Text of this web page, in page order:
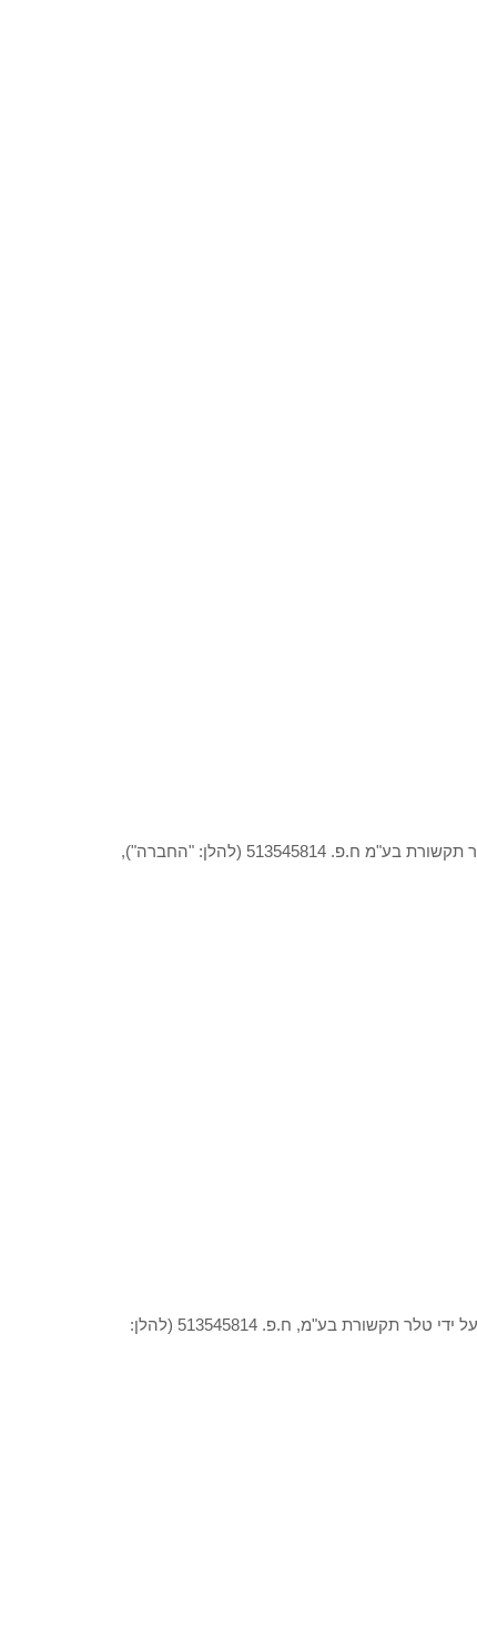
ברוך הבא לאתר יופי (להלן: "האתר"). האתר מופעל ומנוהל על ידי טלר תקשורת בע"מ ח.פ. 513545814 (להלן: "החברה"),
עודכן לאחרונה: 17/08/2025 אתר יופי (להלן: "האתר") מופעל ומנוהל על ידי טלר תקשורת בע"מ, ח.פ. 513545814 (להלן: